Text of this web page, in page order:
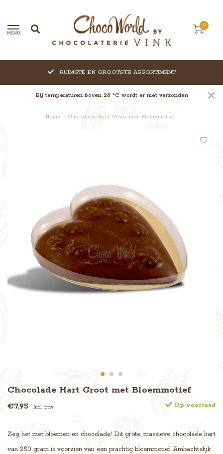
MENU
0
RUIMSTE EN GROOTSTE ASSORTIMENT
Bij temperaturen boven 28 °C wordt er niet verzonden
Home / Chocolade Hart Groot met Bloemmotief
Chocolade Hart Groot met Bloemmotief
€7,95 Incl. btw Op voorraad
Zeg het met bloemen én chocolade! Dit grote, massieve chocolade hart
van 250 gram is voorzien van een prachtig bloemmotief. Ambachtelijk